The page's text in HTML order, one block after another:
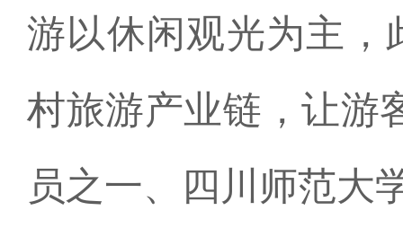
游以休闲观光为主，
村旅游产业链，让游
员之一、四川师范大